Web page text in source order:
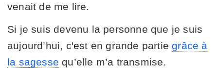
venait de me lire.
Si je suis devenu la personne que je suis
aujourd’hui, c'est en grande partiegrâce à
la sagesse qu’elle m’a transmise.